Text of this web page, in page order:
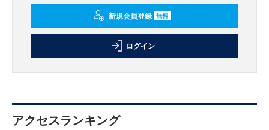
新規会員登録 無料
ログイン
アクセスランキング